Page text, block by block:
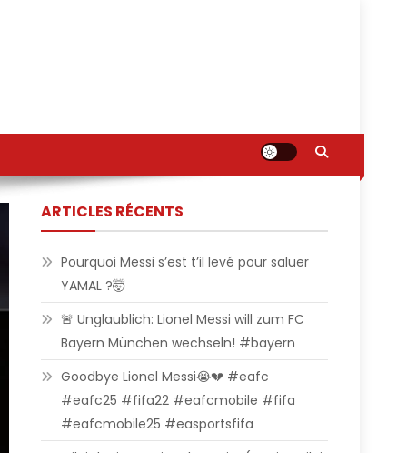
ARTICLES RÉCENTS
Pourquoi Messi s’est t’il levé pour saluer
YAMAL ?🤯
🚨 Unglaublich: Lionel Messi will zum FC
Bayern München wechseln! #bayern
Goodbye Lionel Messi😭💔 #eafc
#eafc25 #fifa22 #eafcmobile #fifa
#eafcmobile25 #easportsfifa